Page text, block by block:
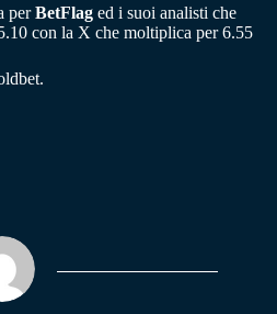
perBetFlag ed i suoi analisti che
con la X che moltiplica per 6.55